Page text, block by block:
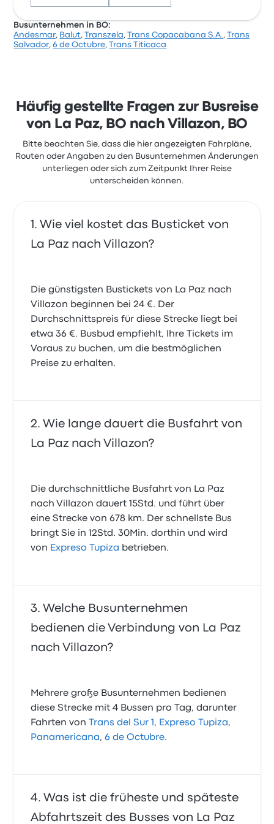
Basierend auf 72 Bewertungen wurde das
Reise beginnen bei 35 €
Busunternehmen in BO:
Andesmar, Balut,Transzela,Trans Copacabana S.A. ,Trans
Salvador,6 de Octubre,Trans Titicaca
Häufig gestellte Fragen zur Busreise
von La Paz, BO nach Villazon, BO
Bitte beachten Sie, dass die hier angezeigten Fahrpläne,
Routen oder Angaben zu den Busunternehmen Änderungen
unterliegen oder sich zum Zeitpunkt Ihrer Reise
unterscheiden können.
Wie viel kostet das Busticket von
La Paz nach Villazon?
Die günstigsten Bustickets von La Paz nach
Villazon beginnen bei 24 €. Der
Durchschnittspreis für diese Strecke liegt bei
etwa 36 €. Busbud empfiehlt, Ihre Tickets im
Voraus zu buchen, um die bestmöglichen
Preise zu erhalten.
Wie lange dauert die Busfahrt von
La Paz nach Villazon?
Die durchschnittliche Busfahrt von La Paz
nach Villazon dauert 15Std. und führt über
eine Strecke von 678 km. Der schnellste Bus
bringt Sie in 12Std. 30Min. dorthin und wird
von Expreso Tupiza betrieben.
Welche Busunternehmen
bedienen die Verbindung von La Paz
nach Villazon?
Mehrere große Busunternehmen bedienen
diese Strecke mit 4 Bussen pro Tag, darunter
Fahrten von
Trans del Sur 1 , Expreso Tupiza,
Panamericana,6 de Octubre.
Was ist die früheste und späteste
Abfahrtszeit des Busses von La Paz